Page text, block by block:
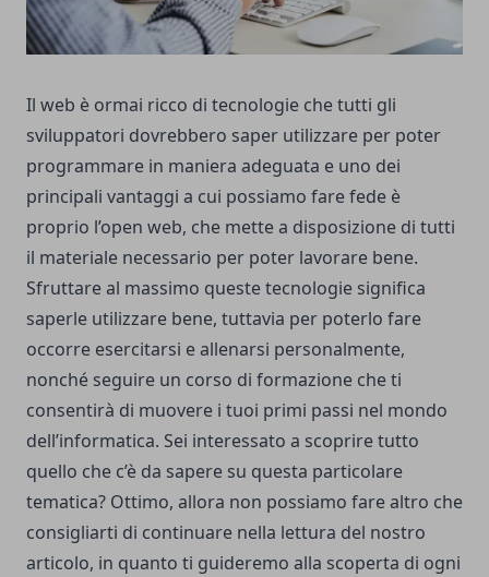
Il web è ormai ricco di tecnologie che tutti gli
sviluppatori dovrebbero saper utilizzare per poter
programmare in maniera adeguata e uno dei
principali vantaggi a cui possiamo fare fede è
proprio l’open web, che mette a disposizione di tutti
il materiale necessario per poter lavorare bene.
Sfruttare al massimo queste tecnologie significa
saperle utilizzare bene, tuttavia per poterlo fare
occorre esercitarsi e allenarsi personalmente,
nonché seguire un corso di formazione che ti
consentirà di muovere i tuoi primi passi nel mondo
dell’informatica. Sei interessato a scoprire tutto
quello che c’è da sapere su questa particolare
tematica? Ottimo, allora non possiamo fare altro che
consigliarti di continuare nella lettura del nostro
articolo, in quanto ti guideremo alla scoperta di ogni